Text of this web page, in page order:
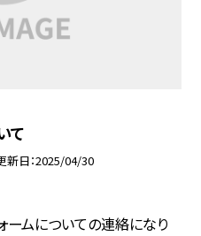
て
新日 2025/04/30
ームについての連絡になり